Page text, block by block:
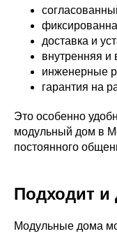
доставка и
внутренняя и
инженерные
гарантия на
Это особенно
модульный дом в
постоянного
Подходит
Модульные дома